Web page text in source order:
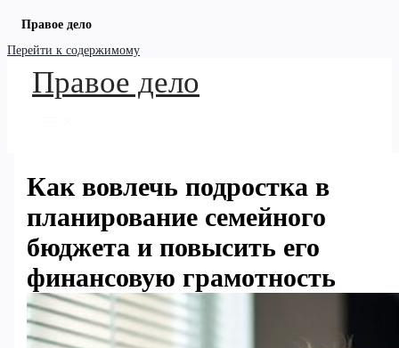
Правое дело
Перейти к содержимому
Правое дело
Как вовлечь подростка в
планирование семейного
бюджета и повысить его
финансовую грамотность